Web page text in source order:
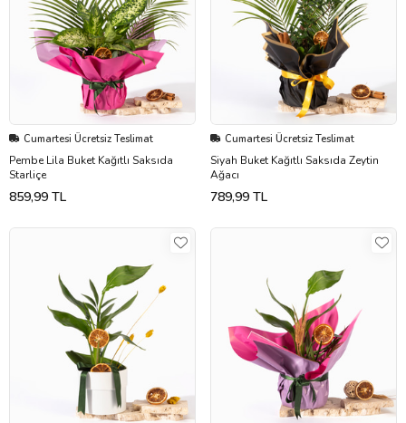
Cumartesi Ücretsiz Teslimat
Pembe Lila Buket Kağıtlı Saksıda
Starliçe
859,99 TL
Cumartesi Ücretsiz Teslimat
Siyah Buket Kağıtlı Saksıda Zeytin
Ağacı
789,99 TL